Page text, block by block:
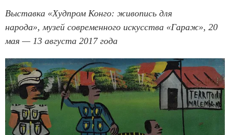
Выставка «Худпром Конго: живопись для
народа», музей современного искусства «Гараж», 20
мая — 13 августа 2017 ​года